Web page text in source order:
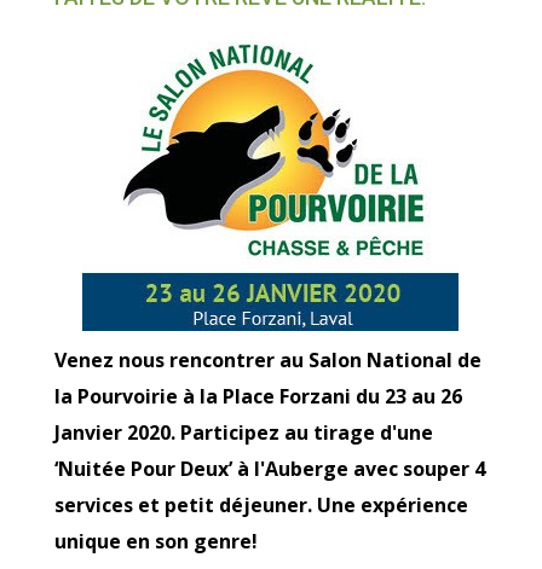
Venez nous rencontrer au Salon National de
la Pourvoirie à la Place Forzani du 23 au 26
Janvier 2020. Participez au tirage d'une
‘Nuitée Pour Deux’ à l'Auberge avec souper 4
services et petit déjeuner. Une expérience
unique en son genre!